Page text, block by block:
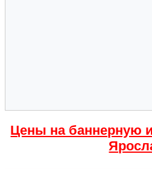
Цены на баннерную